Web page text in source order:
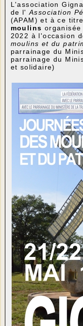
L'association
de l'Association
(APAM) et à ce
moulins
2022 à l'occasion
moulins et du
parrainage du
parrainage du
et solidaire)